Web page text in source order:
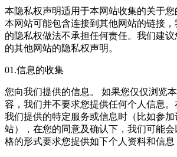
了解更多
在线职位申请
请认真填写以下信息，我们会在收到的
您的姓名
年龄
籍贯